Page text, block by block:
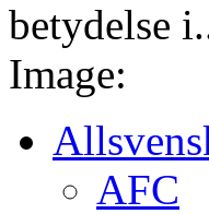
betydelse
Image:
AFC